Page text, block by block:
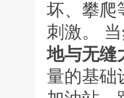
坏、攀爬
刺激。
地与无缝
量的基础